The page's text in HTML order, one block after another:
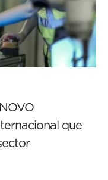
que